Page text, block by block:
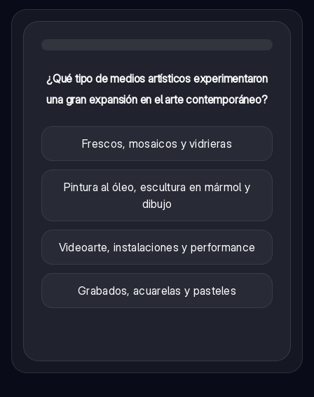
¿Qué tipo de medios artísticos experimentaron
una gran expansión en el arte contemporáneo?
Frescos, mosaicos y vidrieras
Pintura al óleo, escultura en mármol y
dibujo
Videoarte, instalaciones y performance
Grabados, acuarelas y pasteles